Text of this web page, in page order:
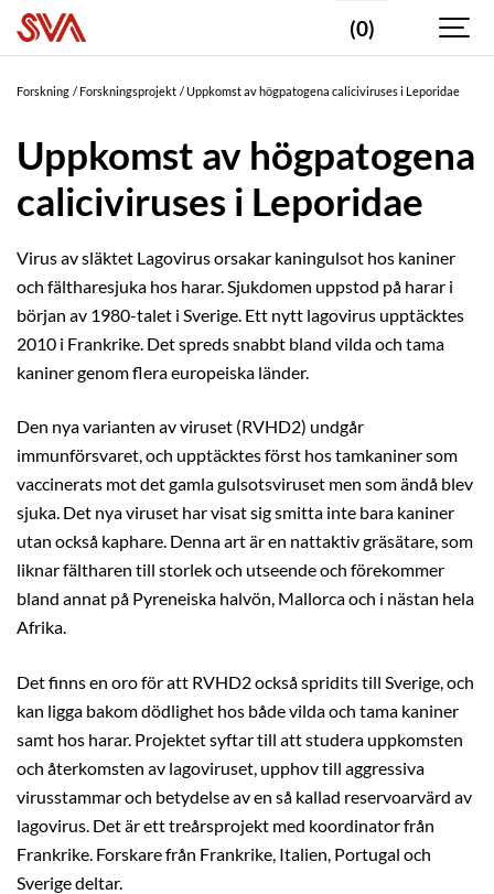
(0)
Forskning Forskningsprojekt Uppkomst av högpatogena caliciviruses i Leporidae
Uppkomst av högpatogena
caliciviruses i Leporidae
Virus av släktet Lagovirus orsakar kaningulsot hos kaniner
och fältharesjuka hos harar. Sjukdomen uppstod på harar i
början av 1980-talet i Sverige. Ett nytt lagovirus upptäcktes
2010 i Frankrike. Det spreds snabbt bland vilda och tama
kaniner genom flera europeiska länder.
Den nya varianten av viruset (RVHD2) undgår
immunförsvaret, och upptäcktes först hos tamkaniner som
vaccinerats mot det gamla gulsotsviruset men som ändå blev
sjuka. Det nya viruset har visat sig smitta inte bara kaniner
utan också kaphare. Denna art är en nattaktiv gräsätare, som
liknar fältharen till storlek och utseende och förekommer
bland annat på Pyreneiska halvön, Mallorca och i nästan hela
Afrika.
Det finns en oro för att RVHD2 också spridits till Sverige, och
kan ligga bakom dödlighet hos både vilda och tama kaniner
samt hos harar. Projektet syftar till att studera uppkomsten
och återkomsten av lagoviruset, upphov till aggressiva
virusstammar och betydelse av en så kallad reservoarvärd av
lagovirus. Det är ett treårsprojekt med koordinator från
Frankrike. Forskare från Frankrike, Italien, Portugal och
Sverige deltar.